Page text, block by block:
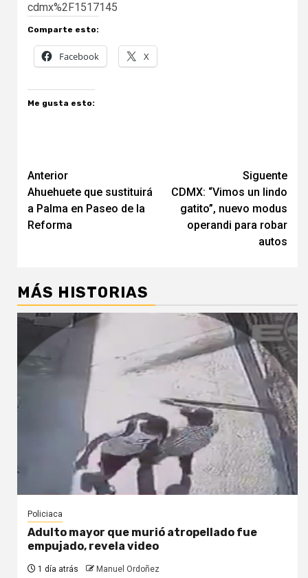
cdmx%2F1517145
Comparte esto:
Facebook X
Me gusta esto:
Navegación
de
entradas
Anterior
Ahuehuete que sustituirá
a Palma en Paseo de la
Reforma
Siguente
CDMX: “Vimos un lindo
gatito”, nuevo modus
operandi para robar
autos
MÁS HISTORIAS
Policiaca
Adulto mayor que murió atropellado fue
empujado, revela video
1 día atrás Manuel Ordoñez